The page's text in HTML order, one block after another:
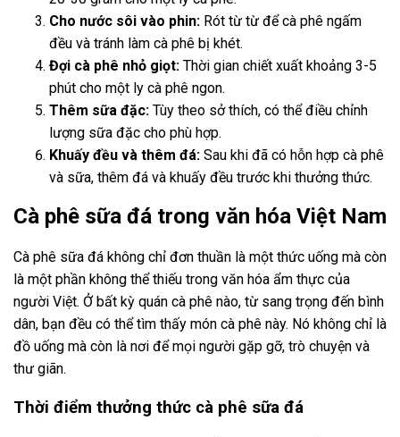
Cho nước sôi vào phin: Rót từ từ để cà phê ngấm
đều và tránh làm cà phê bị khét.
Đợi cà phê nhỏ giọt: Thời gian chiết xuất khoảng 3-5
phút cho một ly cà phê ngon.
Thêm sữa đặc: Tùy theo sở thích, có thể điều chỉnh
lượng sữa đặc cho phù hợp.
Khuấy đều và thêm đá: Sau khi đã có hỗn hợp cà phê
và sữa, thêm đá và khuấy đều trước khi thưởng thức.
Cà phê sữa đá trong văn hóa Việt Nam
Cà phê sữa đá không chỉ đơn thuần là một thức uống mà còn
là một phần không thể thiếu trong văn hóa ẩm thực của
người Việt. Ở bất kỳ quán cà phê nào, từ sang trọng đến bình
dân, bạn đều có thể tìm thấy món cà phê này. Nó không chỉ là
đồ uống mà còn là nơi để mọi người gặp gỡ, trò chuyện và
thư giãn.
Thời điểm thưởng thức cà phê sữa đá